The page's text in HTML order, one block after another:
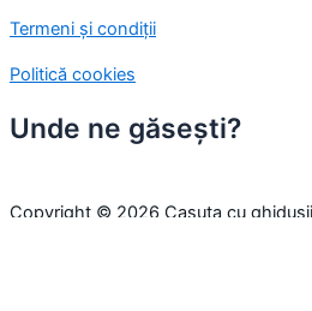
Termeni și condiții
Politică cookies
Unde ne găsești?
Copyright © 2026 Casuta cu